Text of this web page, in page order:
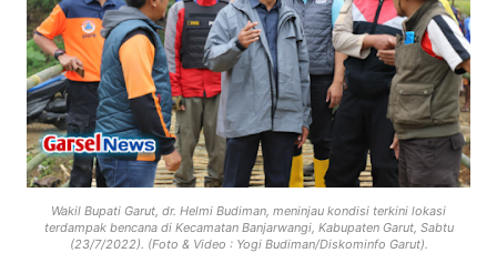
Wakil Bupati Garut, dr. Helmi Budiman, meninjau kondisi terkini lokasi
terdampak bencana di Kecamatan Banjarwangi, Kabupaten Garut, Sabtu
(23/7/2022). (Foto & Video : Yogi Budiman/Diskominfo Garut).